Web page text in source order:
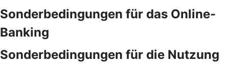
Sonderbedingungen für das Online-
Banking
Sonderbedingungen für die Nutzung